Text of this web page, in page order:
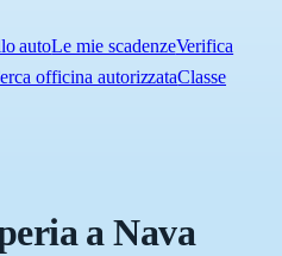
autoLe mie scadenzeVerifica
officina autorizzataClasse
a Nava